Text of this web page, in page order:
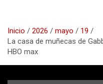
Inicio 2026 mayo
19
La casa de muñecas de
HBO max